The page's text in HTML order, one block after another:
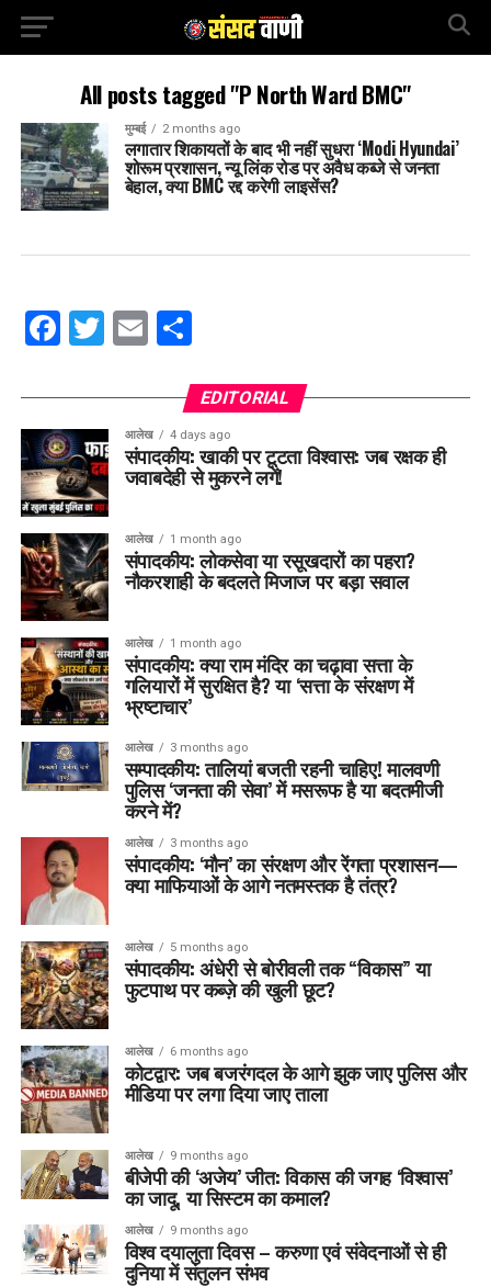
All posts tagged "P North Ward BMC"
मुम्बई 2 months ago
लगातार शिकायतों के बाद भी नहीं सुधरा ‘Modi Hyundai’
शोरूम प्रशासन, न्यू लिंक रोड पर अवैध कब्जे से जनता
बेहाल, क्या BMC रद्द करेगी लाइसेंस?
Facebook
Twitter
EmailShare
EDITORIAL
आलेख 4 days ago
संपादकीय: खाकी पर टूटता विश्वास: जब रक्षक ही
जवाबदेही से मुकरने लगें!
आलेख 1 month ago
संपादकीय: लोकसेवा या रसूखदारों का पहरा?
नौकरशाही के बदलते मिजाज पर बड़ा सवाल
आलेख 1 month ago
संपादकीय: क्या राम मंदिर का चढ़ावा सत्ता के
गलियारों में सुरक्षित है? या ‘सत्ता के संरक्षण में
भ्रष्टाचार’
आलेख 3 months ago
सम्पादकीय: तालियां बजती रहनी चाहिए! मालवणी
पुलिस ‘जनता की सेवा’ में मसरूफ है या बदतमीजी
करने में?
आलेख 3 months ago
संपादकीय: ‘मौन’ का संरक्षण और रेंगता प्रशासन—
क्या माफियाओं के आगे नतमस्तक है तंत्र?
आलेख 5 months ago
संपादकीय: अंधेरी से बोरीवली तक “विकास” या
फुटपाथ पर कब्ज़े की खुली छूट?
आलेख 6 months ago
कोटद्वार: जब बजरंगदल के आगे झुक जाए पुलिस और
मीडिया पर लगा दिया जाए ताला
आलेख 9 months ago
बीजेपी की ‘अजेय’ जीत: विकास की जगह ‘विश्वास’
का जादू, या सिस्टम का कमाल?
आलेख 9 months ago
विश्व दयालुता दिवस – करुणा एवं संवेदनाओं से ही
दुनिया में संतुलन संभव